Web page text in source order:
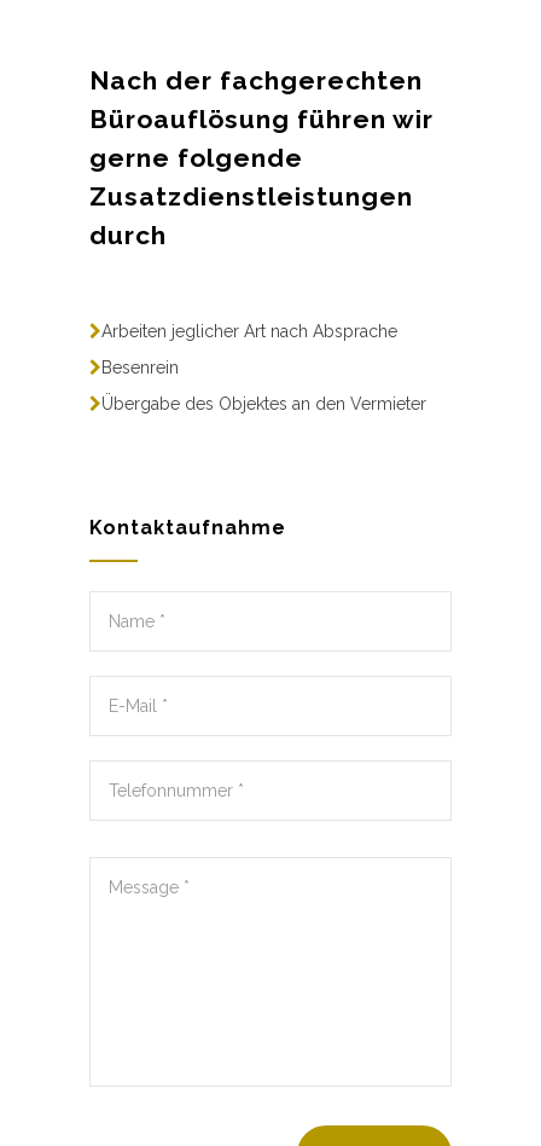
Nach der fachgerechten
Büroauflösung führen wir
gerne folgende
Zusatzdienstleistungen
durch
Arbeiten jeglicher Art nach Absprache
Besenrein
Übergabe des Objektes an den Vermieter
Kontaktaufnahme